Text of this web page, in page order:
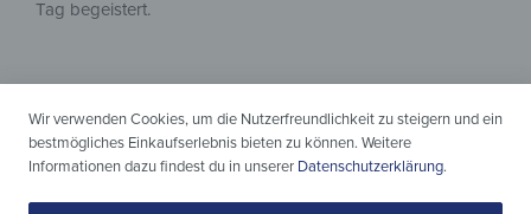
Tag begeistert.
Wir verwenden Cookies, um die Nutzerfreundlichkeit zu steigern und ein
bestmögliches Einkaufserlebnis bieten zu können. Weitere
Informationen dazu findest du in unserer Datenschutzerklärung.